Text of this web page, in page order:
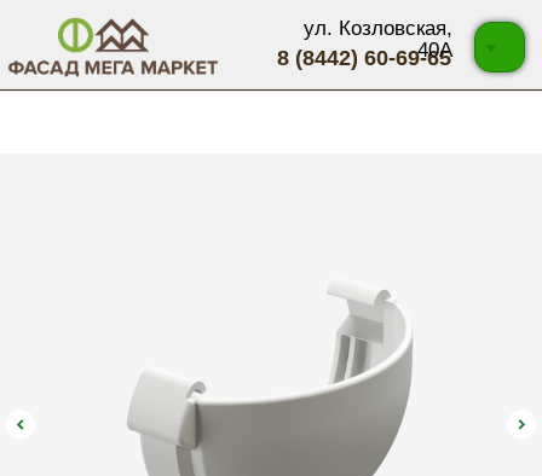
8 (8442) 60-69-65
ул. Козловская,
40А